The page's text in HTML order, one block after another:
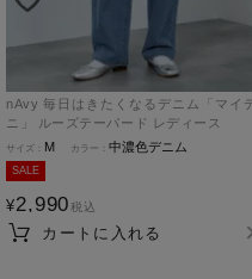
nAvy 毎日はきたくなるデニム「マイデ
ニ」 ルーズテーパード レディース
M
中濃色デニム
SALE
¥2,990 税込
カートに入れる